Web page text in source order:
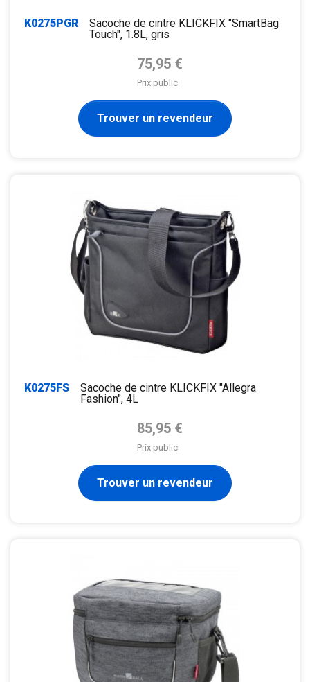
K0275PGR
Sacoche de cintre KLICKFIX "SmartBag
Touch", 1.8L, gris
Prix de base
75,95 €
Prix public
Trouver un revendeur
K0275FS
Sacoche de cintre KLICKFIX "Allegra
Fashion", 4L
Prix de base
85,95 €
Prix public
Trouver un revendeur